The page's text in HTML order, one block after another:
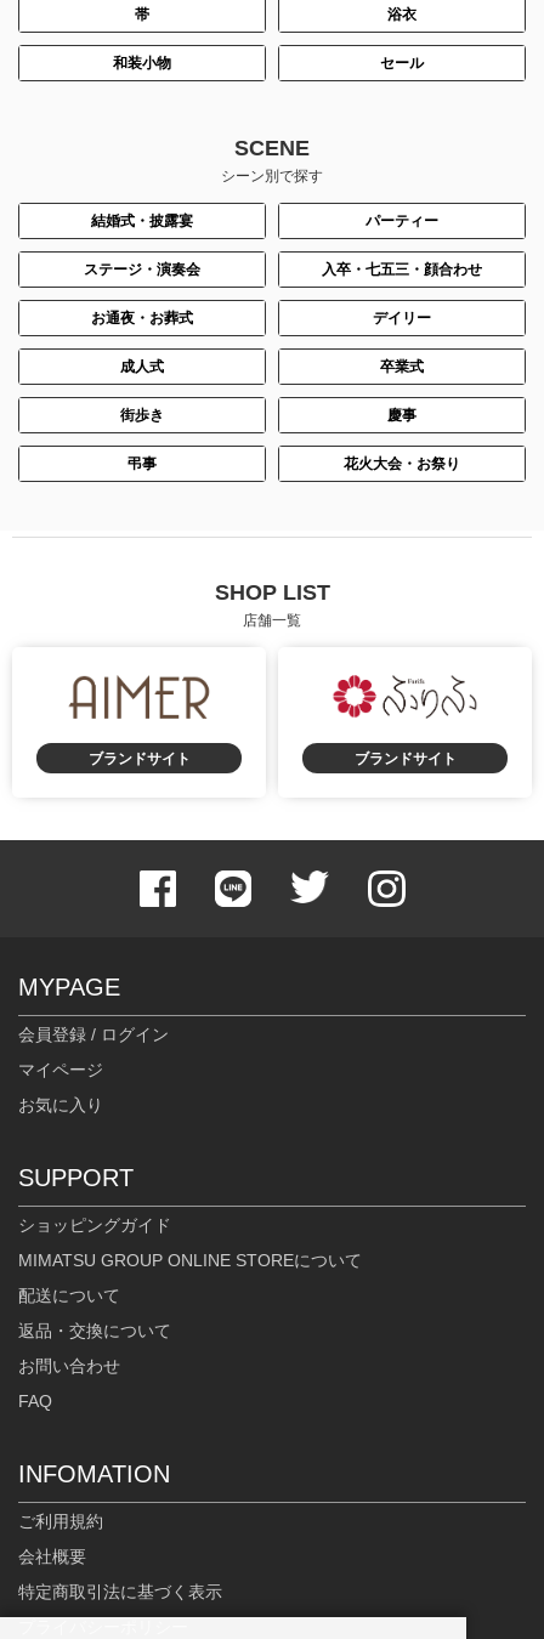
身長：155cm 身長：158cm
身長：144cm 身長：158cm
帯 浴衣
和装小物 セール
SCENE
シーン別で探す
結婚式・披露宴 パーティー
ステージ・演奏会 入卒・七五三・顔合わせ
お通夜・お葬式 デイリー
成人式 卒業式
街歩き 慶事
弔事 花火大会・お祭り
SHOP LIST
店舗一覧
ブランドサイト ブランドサイト
MYPAGE
会員登録 / ログイン
マイページ
お気に入り
SUPPORT
ショッピングガイド
MIMATSU GROUP ONLINE STOREについて
配送について
返品・交換について
お問い合わせ
FAQ
INFOMATION
ご利用規約
会社概要
特定商取引法に基づく表示